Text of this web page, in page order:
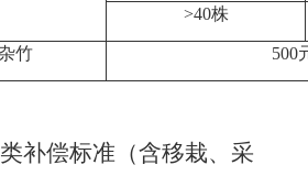
>40株
竹 500
补偿标准（含移栽、采